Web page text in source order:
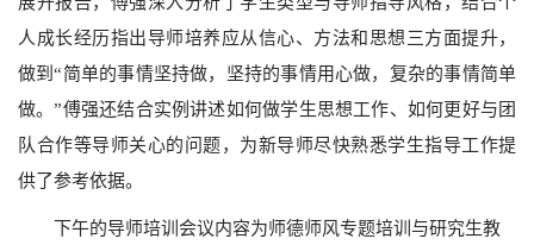
人成长经历指出导师培养应从信心、方法和思想三方面提升，
做到“简单的事情坚持做，坚持的事情用心做，复杂的事情简单
做。”傅强还结合实例讲述如何做学生思想工作、如何更好与团
队合作等导师关心的问题，为新导师尽快熟悉学生指导工作提
供了参考依据。
下午的导师培训会议内容为师德师风专题培训与研究生教